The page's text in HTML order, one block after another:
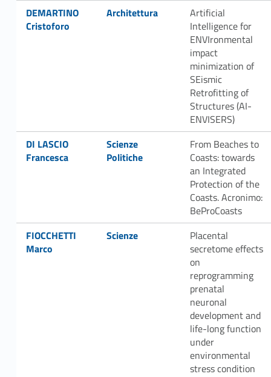
Link identifier #identifier__11988-35
DEMARTINO
Cristoforo
Link identifier #identifier__27041-36
Architettura
Artificial
Intelligence for
ENVIronmental
impact
minimization of
SEismic
Retrofitting of
Structures (AI-
ENVISERS)
Link identifier #identifier__51740-37
DI LASCIO
Francesca
Link identifier #identifier__10465-38
Scienze
Politiche
From Beaches to
Coasts: towards
an Integrated
Protection of the
Coasts. Acronimo:
BeProCoasts
Link identifier #identifier__185846-39
FIOCCHETTI
Marco
Link identifier #identifier__152971-40
Scienze
Placental
secretome effects
on
reprogramming
prenatal
neuronal
development and
life-long function
under
environmental
stress condition